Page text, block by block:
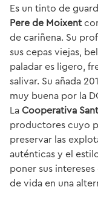
Es un tinto de
Pere de Moixent
de cariñena. Su
sus cepas viejas,
paladar es ligero,
salivar. Su añada
muy buena por la
La Cooperativa
productores cuyo
preservar las
auténticas y el
poner sus
de vida en una